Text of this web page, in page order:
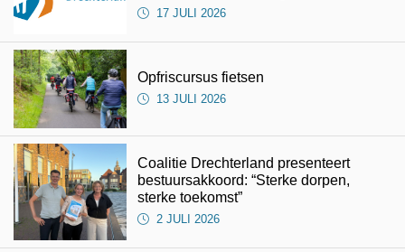
17 JULI 2026
Opfriscursus fietsen
13 JULI 2026
Coalitie Drechterland presenteert
bestuursakkoord: “Sterke dorpen,
sterke toekomst”
2 JULI 2026